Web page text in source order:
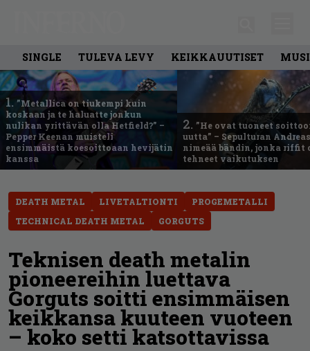
SINGLE TULEVA LEVY KEIKKAUUTISET
1. ”Metallica on tiukempi kuin
koskaan ja te haluatte jonkun
nulikan yrittävän olla Hetfield?” –
Pepper Keenan muisteli
ensimmäistä koesoittoaan hevijätin
kanssa
2. ”He ovat tuoneet
uutta” – Sepulturan
nimeää bändin, jonka riffit
tehneet vaikutuksen
DEATH METAL LIVETALTIONTI
PROGEMETALLI
TECHNICAL DEATH METAL
GORGUTS
Teknisen death metalin
pioneereihin luettava
Gorguts soitti ensimmäisen
keikkansa kuuteen vuoteen
– koko setti katsottavissa